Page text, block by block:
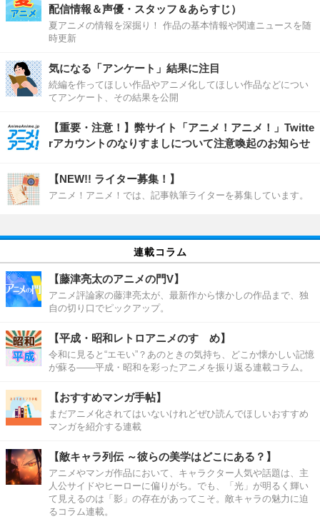
配信情報＆声優・スタッフ＆あらすじ）
夏アニメの情報を深掘り！ 作品の基本情報や関連ニュースを随
時更新
気になる「アンケート」結果に注目
続編を作ってほしい作品やアニメ化してほしい作品などについ
てアンケート、その結果を公開
【重要・注意！】弊サイト「アニメ！アニメ！」Twitte
rアカウントのなりすましについて注意喚起のお知らせ
【NEW!! ライター募集！】
アニメ！アニメ！では、記事執筆ライターを募集しています。
連載コラム
【藤津亮太のアニメの門V】
アニメ評論家の藤津亮太が、最新作から懐かしの作品まで、独
自の切り口でピックアップ。
【平成・昭和レトロアニメのすゝめ】
令和に見ると“エモい”？あのときの気持ち、どこか懐かしい記憶
が蘇る――平成・昭和を彩ったアニメを振り返る連載コラム。
【おすすめマンガ手帖】
まだアニメ化されてはいないけれどぜひ読んでほしいおすすめ
マンガを紹介する連載
【敵キャラ列伝 ～彼らの美学はどこにある？】
アニメやマンガ作品において、キャラクター人気や話題は、主
人公サイドやヒーローに偏りがち。でも、「光」が明るく輝い
て見えるのは「影」の存在があってこそ。敵キャラの魅力に迫
るコラム連載。